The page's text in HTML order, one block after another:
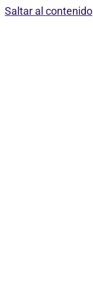
Saltar al contenido